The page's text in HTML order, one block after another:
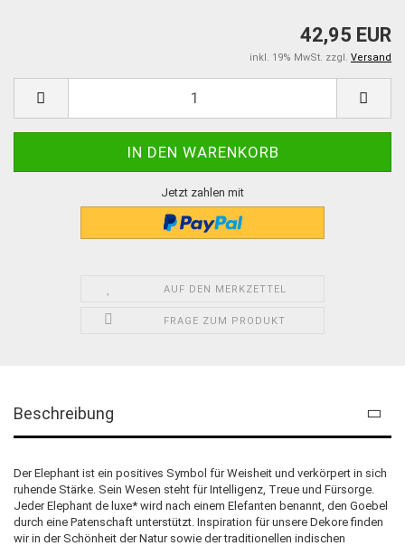
42,95 EUR
inkl. 19% MwSt. zzgl. Versand
Jetzt zahlen mit
AUF DEN MERKZETTEL
FRAGE ZUM PRODUKT
Beschreibung
Der Elephant ist ein positives Symbol für Weisheit und verkörpert in sich
ruhende Stärke. Sein Wesen steht für Intelligenz, Treue und Fürsorge.
Jeder Elephant de luxe* wird nach einem Elefanten benannt, den Goebel
durch eine Patenschaft unterstützt. Inspiration für unsere Dekore finden
wir in der Schönheit der Natur sowie der traditionellen indischen